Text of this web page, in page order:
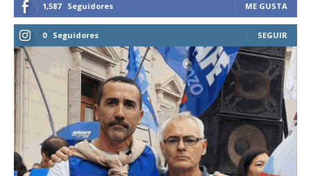
1,587 Seguidores ME GUSTA
0 Seguidores SEGUIR